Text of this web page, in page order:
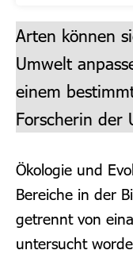
Arten können
Umwelt
einem
Forscherin der
Ökologie und
Bereiche in der
getrennt von
untersucht